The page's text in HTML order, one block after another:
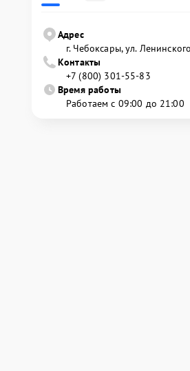
Адрес
г. Чебоксары, ул.
Контакты
+7 (800) 301-55-83
Время работы
Работаем с 09:00 до 21:00